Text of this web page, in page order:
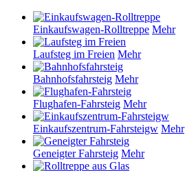
Einkaufswagen-Rolltreppe Mehr
Laufsteg im Freien Mehr
Bahnhofsfahrsteig Mehr
Flughafen-Fahrsteig Mehr
Einkaufszentrum-Fahrsteigw Mehr
Geneigter Fahrsteig Mehr